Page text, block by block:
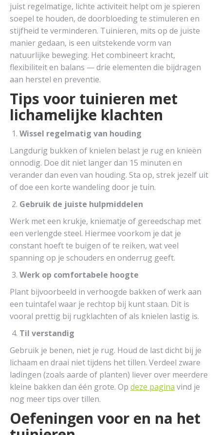
juist regelmatige, lichte activiteit helpt om je spieren
soepel te houden, de doorbloeding te stimuleren en
stijfheid te verminderen. Tuinieren, mits op de juiste
manier gedaan, is een uitstekende vorm van
natuurlijke beweging. Het combineert kracht,
flexibiliteit en balans — drie elementen die bijdragen
aan herstel en preventie.
Tips voor tuinieren met
lichamelijke klachten
Wissel regelmatig van houding
Langdurig bukken of knielen belast je rug en knieën
onnodig. Doe dit niet langer dan 15 minuten en
verander dan even van houding. Sta op, strek jezelf uit
of doe een korte wandeling door je tuin.
Gebruik de juiste hulpmiddelen
Werk met een krukje, kniematje of gereedschap met
een verlengde steel. Hiermee voorkom je dat je
constant hoeft te buigen of te reiken, wat veel
spanning op je schouders en onderrug geeft.
Werk op comfortabele hoogte
Plant bijvoorbeeld in verhoogde bakken of werk aan
een tuintafel waar je rechtop bij kunt staan. Dit is
vooral prettig bij rugklachten of als knielen lastig is.
Til verstandig
Gebruik je benen, niet je rug. Houd de last dicht bij je
lichaam en draai niet tijdens het tillen. Verdeel zware
ladingen (zoals aarde of planten) liever over meerdere
kleine bakken dan één grote. Op deze pagina vind je
nog meer tips over tillen.
Oefeningen voor en na het